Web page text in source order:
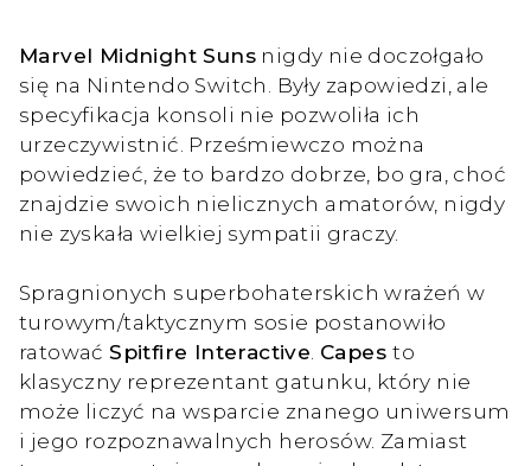
Marvel Midnight Suns nigdy nie doczołgało
się na Nintendo Switch. Były zapowiedzi, ale
specyfikacja konsoli nie pozwoliła ich
urzeczywistnić. Prześmiewczo można
powiedzieć, że to bardzo dobrze, bo gra, choć
znajdzie swoich nielicznych amatorów, nigdy
nie zyskała wielkiej sympatii graczy.
Spragnionych superbohaterskich wrażeń w
turowym/taktycznym sosie postanowiło
ratowaćSpitfire Interactive Capesto
klasyczny reprezentant gatunku, który nie
może liczyć na wsparcie znanego uniwersum
i jego rozpoznawalnych herosów. Zamiast